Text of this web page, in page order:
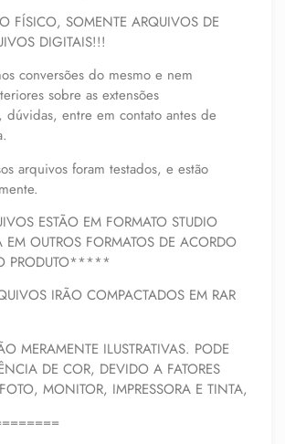
FÍSICO, SOMENTE ARQUIVOS DE
DIGITAIS!!!
conversões do mesmo e nem
sobre as extensões
entre em contato antes de
arquivos foram testados, e estão
ESTÃO EM FORMATO STUDIO
EM OUTROS FORMATOS DE ACORDO
PRODUTO*****
IRÃO COMPACTADOS EM RAR
MERAMENTE ILUSTRATIVAS. PODE
DE COR, DEVIDO A FATORES
MONITOR, IMPRESSORA E TINTA,